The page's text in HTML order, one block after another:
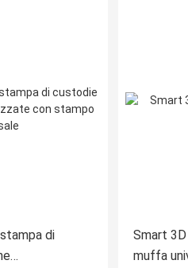
di
Smart
muffa